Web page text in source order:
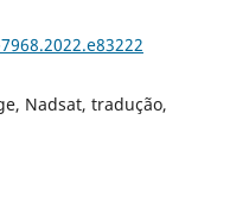
Nadsat, tradução,